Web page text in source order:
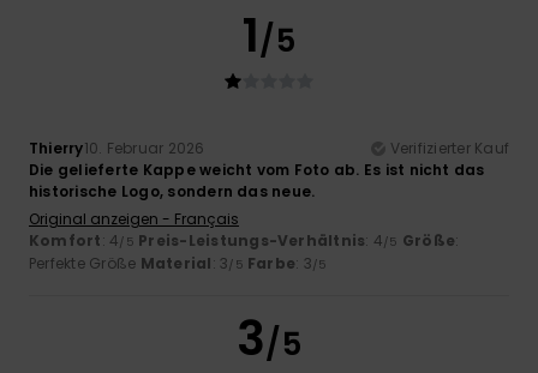
1/5
Thierry10. Februar 2026
Verifizierter Kauf
Die gelieferte Kappe weicht vom Foto ab. Es ist nicht das
historische Logo, sondern das neue.
Original anzeigen - Français
Komfort: 4/5 Preis-Leistungs-Verhältnis: 4/5 Größe:
Perfekte Größe Material: 3/5 Farbe: 3/5
3/5